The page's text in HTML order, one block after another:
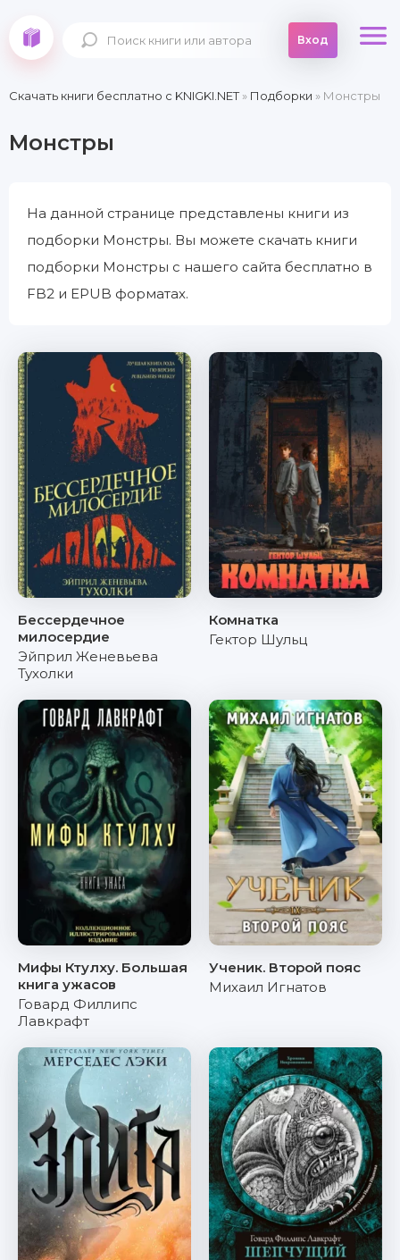
Вход
Скачать книги бесплатно c KNIGKI.NET» Подборки » Монстры
Монстры
На данной странице представлены книги из
подборки Монстры. Вы можете скачать книги
подборки Монстры с нашего сайта бесплатно в
FB2 и EPUB форматах.
Бессердечное
милосердие
Эйприл Женевьева
Тухолки
Комнатка
Гектор Шульц
Мифы Ктулху. Большая
книга ужасов
Говард Филлипс
Лавкрафт
Ученик. Второй пояс
Михаил Игнатов